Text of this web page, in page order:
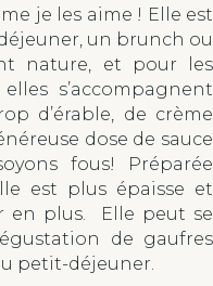
je les aime ! Elle est
un brunch ou
nature, et pour les
s’accompagnent
d’érable, de crème
dose de sauce
fous! Préparée
est plus épaisse et
en plus. Elle peut se
de gaufres
petit-déjeuner.